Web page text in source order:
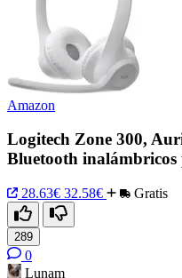
Amazon
Logitech Zone 300,
Bluetooth inalámbricos
28.63€ 32.58€ Gratis
289
0
Lunam